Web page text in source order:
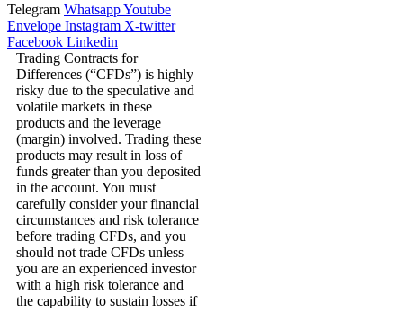
Telegram WhatsappYoutube
Envelope Instagram X-twitter
Facebook Linkedin
Trading Contracts for
Differences (“CFDs”) is highly
risky due to the speculative and
volatile markets in these
products and the leverage
(margin) involved. Trading these
products may result in loss of
funds greater than you deposited
in the account. You must
carefully consider your financial
circumstances and risk tolerance
before trading CFDs, and you
should not trade CFDs unless
you are an experienced investor
with a high risk tolerance and
the capability to sustain losses if